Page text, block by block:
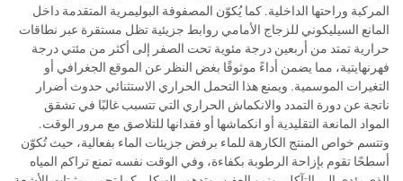
المركبة وراحتها الداخلية. كما يُكوّن المصفوفة البوليمرية المتقدمة داخل
المانع السيليكوني للزجاج الأمامي روابط جزيئية تظل مستقرة عبر نطاقات
حرارية تمتد من أربعين درجة مئوية تحت الصفر إلى أكثر من مئتي درجة
فهرنهايتية، مما يضمن أداءً موثوقًا بغض النظر عن الموقع الجغرافي أو
التغيرات الموسمية. ويمنع هذا التحمل الحراري الاستثنائي حدوث أضرار
ناتجة عن دورة التمدد والانكماش الحراري التي تتسبب غالبًا في تشقق
المواد المانعة التقليدية أو انكماشها أو فقدانها للتلاصق مع مرور الوقت.
وتتسم خواص المنتج الكارهة للماء برفض جزيئات الماء بفعالية، حيث تُكوّن
أسطحًا تقوم بإزاحة الرطوبة بكفاءة، وفي الوقت نفسه تمنع تراكم المياه